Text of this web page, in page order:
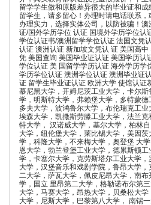
留学学生做和原版差异很大的毕业证和
留学生，请多留心！办理时请电话联系，
办理实力，选择实体公司，以防被骗！
证/国外学历学位 认证 国境外学历学位认
学位认证书/澳洲留学学位认证 法国文凭
认证 澳洲认证 新加坡文凭认 证 美国高
凭 美国查询 美国毕业证认证 美国学历认
学位认证 美 国留学学历认证 海外学历学
学历学位认证 澳洲学位认证 澳洲毕业证
证 留学生毕业证认证 欧洲大学 使馆认证
慕尼黑大学，开姆尼茨工业大学，卡尔
学，明斯特大学，弗赖堡大学，多特蒙
多夫大学，波鸿鲁尔大学，布伦瑞克工
埃森大学，凯撒斯劳滕工业大学，法兰
特大学， 汉诺威大学，基尔大学，柏林
大学，纽伦堡大学，莱比锡大学，美因
学，科隆大学，不来梅大学，奥登堡 大
恩大学，勃兰登堡工业大学，德累斯顿
学，卡塞尔大学，克劳斯塔尔工业大学
大学，汉堡音乐和戏剧学院，鲁昂大学
二大学，萨瓦大学，佩皮尼昂大学，南
学，国立 里昂第二大学，格勒诺布尔第
大学，马赛大学，昂热大学，贝桑松大
大学，尼斯大学，巴黎第八大学， 南锡